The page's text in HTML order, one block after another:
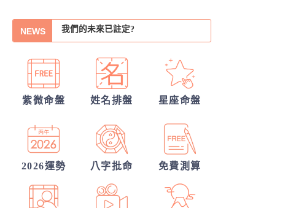
00:41
習慣把累往肚子裡吞？最難
越努力越燒光自己？你的天
賦可能用過頭了 #shorts
00:40
顆星，常燒光自己
40歲，人生努力全部歸零
——我打開命盤，看到了什
麼？
04:51
一張命盤，算出你全家？
#shorts
NEWS 他的戀愛意圖全洞悉
錢途低迷！如何翻身轉運？揭開你的發
財大運
紫微命盤 姓名排盤 星座命盤
2026運勢 八字批命 免費測算